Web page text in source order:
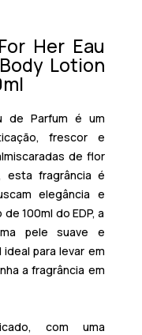
Her Eau
Lotion
de Parfum é um
frescor e
de flor
esta fragrância é
elegância e
100ml do EDP, a
pele suave e
para levar em
a fragrância em
com uma